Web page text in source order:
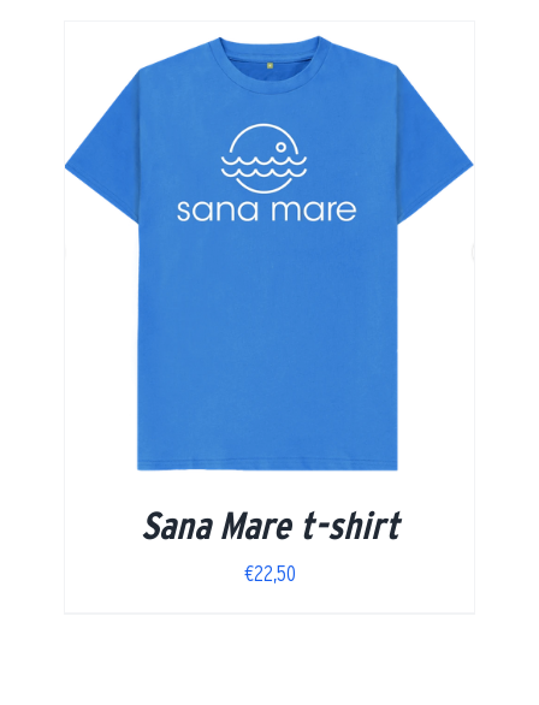
Sana Mare t-shirt
€22,50